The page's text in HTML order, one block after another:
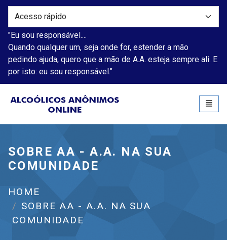
"Eu sou responsável....
Quando qualquer um, seja onde for, estender a mão
pedindo ajuda, quero que a mão de A.A. esteja sempre ali. E
por isto: eu sou responsável."
Alcoólicos AnônimosToggle
SOBRE AA - A.A. NA SUA
COMUNIDADE
HOME
SOBRE AA - A.A. NA SUA
COMUNIDADE